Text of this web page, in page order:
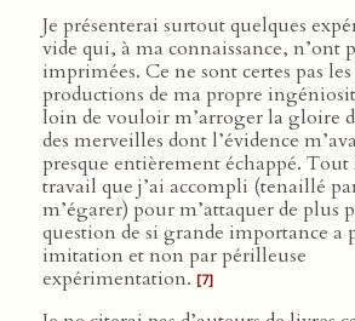
Je présenterai surtout quelques
vide qui, à ma connaissance, n’ont
imprimées. Ce ne sont certes pas
productions de ma propre
loin de vouloir m’arroger la gloire
des merveilles dont l’évidence
presque entièrement échappé.
travail que j’ai accompli (tenaillé
m’égarer) pour m’attaquer de plus
question de si grande importance a
imitation et non par périlleuse
expérimentation. [7]